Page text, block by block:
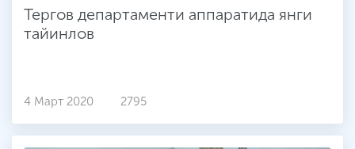
Тергов департаменти аппаратида янги
тайинлов
4 Март 2020 2795